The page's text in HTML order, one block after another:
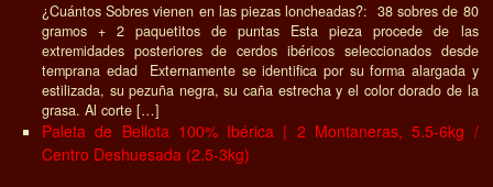
¿Cuántos Sobres vienen en las piezas loncheadas?: 38 sobres de 80
gramos + 2 paquetitos de puntas Esta pieza procede de las
extremidades posteriores de cerdos ibéricos seleccionados desde
temprana edad Externamente se identifica por su forma alargada y
estilizada, su pezuña negra, su caña estrecha y el color dorado de la
grasa. Al corte […]
Paleta de Bellota 100% Ibérica | 2 Montaneras, 5.5-6kg /
Centro Deshuesada (2.5-3kg)